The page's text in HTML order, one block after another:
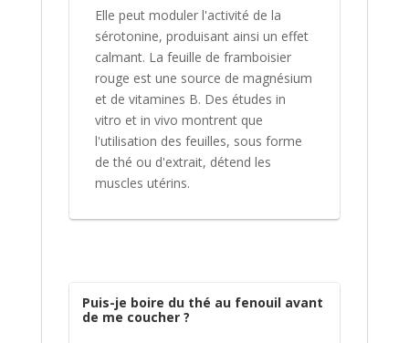
Elle peut moduler l'activité de la
sérotonine, produisant ainsi un effet
calmant. La feuille de framboisier
rouge est une source de magnésium
et de vitamines B. Des études in
vitro et in vivo montrent que
l'utilisation des feuilles, sous forme
de thé ou d'extrait, détend les
muscles utérins.
Puis-je boire du thé au fenouil avant
de me coucher ?